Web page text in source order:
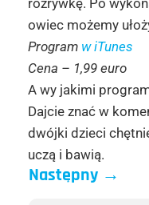
rozrywkę. Po
owiec możemy
Program w iTunes
Cena – 1,99 euro
A wy jakimi
Dajcie znać w
dwójki dzieci
uczą i bawią.
Następny→